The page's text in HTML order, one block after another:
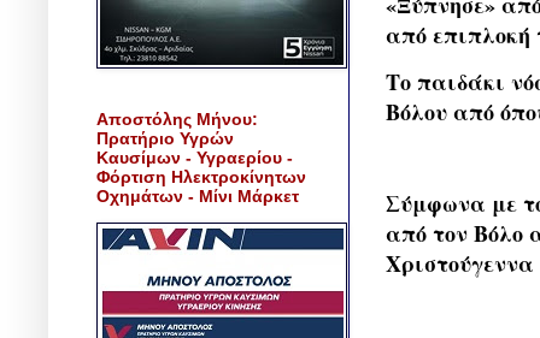
από επιπλοκή
Το παιδάκι
Βόλου από
Σύμφωνα με το
από τον Βόλο
Αποστόλης Μήνου:
Πρατήριο Υγρών
Καυσίμων - Υγραερίου -
Φόρτιση Ηλεκτροκίνητων
Οχημάτων - Μίνι Μάρκετ